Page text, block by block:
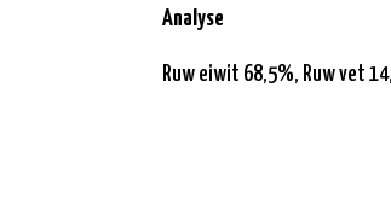
Analyse
Ruw eiwit 68,5%, Ruw vet